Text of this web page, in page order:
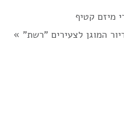
מיזם קטיף
המוגן לצעירים "רשת"»